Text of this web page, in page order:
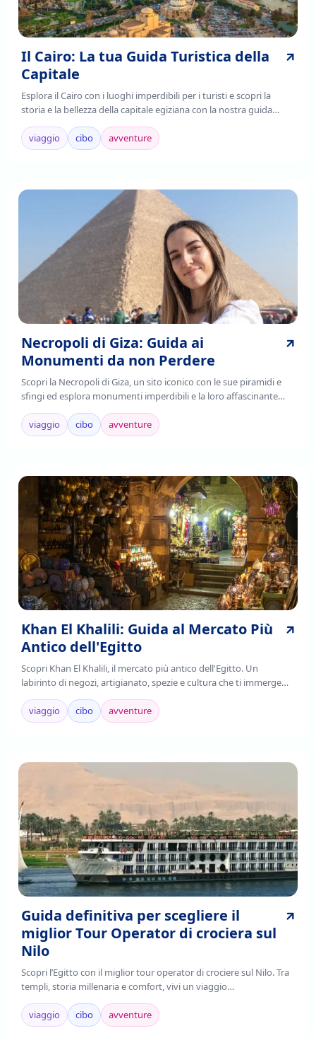
Il Cairo: La tua Guida Turistica della
Capitale
Esplora il Cairo con i luoghi imperdibili per i turisti e scopri la
storia e la bellezza della capitale egiziana con la nostra guida
completa. Leggi ora!
viaggio
cibo avventure
Necropoli di Giza: Guida ai
Monumenti da non Perdere
Scopri la Necropoli di Giza, un sito iconico con le sue piramidi e
sfingi ed esplora monumenti imperdibili e la loro affascinante
storia. Leggi di più!
viaggio
cibo avventure
Khan El Khalili: Guida al Mercato Più
Antico dell'Egitto
Scopri Khan El Khalili, il mercato più antico dell'Egitto. Un
labirinto di negozi, artigianato, spezie e cultura che ti immerge
nell'autenticità cairota. Leggi!
viaggio
cibo avventure
Guida definitiva per scegliere il
miglior Tour Operator di crociera sul
Nilo
Scopri l’Egitto con il miglior tour operator di crociere sul Nilo. Tra
templi, storia millenaria e comfort, vivi un viaggio
indimenticabile.Prenota ora!
viaggio
cibo avventure